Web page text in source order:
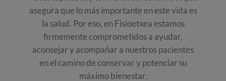
asegura que lo más importante en este vida es
la salud. Por eso, en Fisioetxea estamos
firmemente comprometidos a ayudar,
aconsejar y acompañar a nuestros pacientes
en el camino de conservar y potenciar su
máximo bienestar.